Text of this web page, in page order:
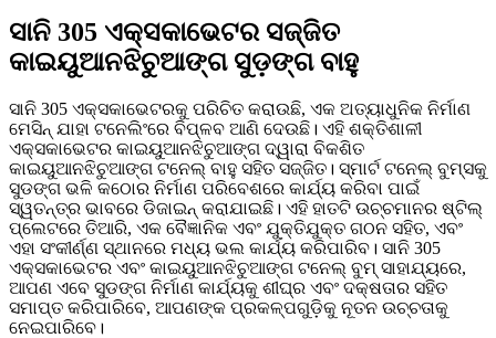
ସାନି 305 ଏକ୍ସକାଭେଟର ସଜ୍ଜିତ
କାଇୟୁଆନଝିଚୁଆଙ୍ଗ ସୁଡ଼ଙ୍ଗ ବାହୁ
ସାନି 305 ଏକ୍ସକାଭେଟରକୁ ପରିଚିତ କରାଉଛି, ଏକ ଅତ୍ୟାଧୁନିକ ନିର୍ମାଣ
ମେସିନ୍ ଯାହା ଟନେଲିଂରେ ବିପ୍ଳବ ଆଣି ଦେଉଛି। ଏହି ଶକ୍ତିଶାଳୀ
ଏକ୍ସକାଭେଟର କାଇୟୁଆନଝିଚୁଆଙ୍ଗ ଦ୍ୱାରା ବିକଶିତ
କାଇୟୁଆନଝିଚୁଆଙ୍ଗ ଟନେଲ୍ ବାହୁ ସହିତ ସଜ୍ଜିତ। ସ୍ମାର୍ଟ ଟନେଲ୍ ବୁମ୍ସକୁ
ସୁଡଙ୍ଗ ଭଳି କଠୋର ନିର୍ମାଣ ପରିବେଶରେ କାର୍ଯ୍ୟ କରିବା ପାଇଁ
ସ୍ୱତନ୍ତ୍ର ଭାବରେ ଡିଜାଇନ୍ କରାଯାଇଛି। ଏହି ହାତଟି ଉଚ୍ଚମାନର ଷ୍ଟିଲ୍
ପ୍ଲେଟରେ ତିଆରି, ଏକ ବୈଜ୍ଞାନିକ ଏବଂ ଯୁକ୍ତିଯୁକ୍ତ ଗଠନ ସହିତ, ଏବଂ
ଏହା ସଂକୀର୍ଣ୍ଣ ସ୍ଥାନରେ ମଧ୍ୟ ଭଲ କାର୍ଯ୍ୟ କରିପାରିବ। ସାନି 305
ଏକ୍ସକାଭେଟର ଏବଂ କାଇୟୁଆନଝିଚୁଆଙ୍ଗ ଟନେଲ୍ ବୁମ୍ ସାହାଯ୍ୟରେ,
ଆପଣ ଏବେ ସୁଡଙ୍ଗ ନିର୍ମାଣ କାର୍ଯ୍ୟକୁ ଶୀଘ୍ର ଏବଂ ଦକ୍ଷତାର ସହିତ
ସମାପ୍ତ କରିପାରିବେ, ଆପଣଙ୍କ ପ୍ରକଳ୍ପଗୁଡ଼ିକୁ ନୂତନ ଉଚ୍ଚତାକୁ
ନେଇପାରିବେ।